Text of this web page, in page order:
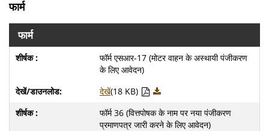
फार्म
फार्म
फॉर्म एसआर-17 (मोटर वाहन के अस्थायी पंजीकरण
के लिए आवेदन)
देखें(18 KB)
फॉर्म 36 (वित्तपोषक के नाम पर नया पंजीकरण
प्रमाणपत्र जारी करने के लिए आवेदन)